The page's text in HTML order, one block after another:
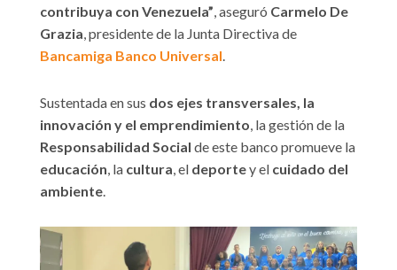
contribuya con Venezuela”, aseguró Carmelo De
Grazia, presidente de la Junta Directiva de
Bancamiga Banco Universal.
Sustentada en sus dos ejes transversales, la
innovación y el emprendimiento, la gestión de la
Responsabilidad Social de este banco promueve la
educación, la cultura, el deportey el cuidado del
ambiente.